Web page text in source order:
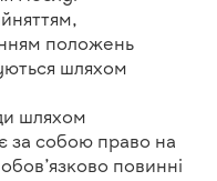
положень
шляхом
шляхом
за собою право на
повинні